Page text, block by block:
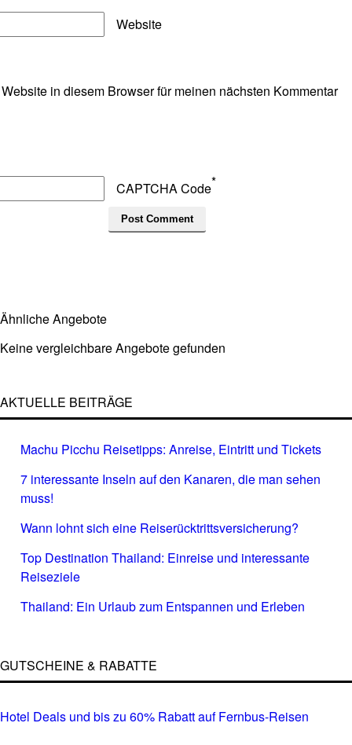
Website
in diesem Browser für meinen nächsten Kommentar
CAPTCHA Code*
Ähnliche Angebote
Keine vergleichbare Angebote gefunden
AKTUELLE BEITRÄGE
Machu Picchu Reisetipps: Anreise, Eintritt und Tickets
7 interessante Inseln auf den Kanaren, die man sehen
muss!
Wann lohnt sich eine Reiserücktrittsversicherung?
Top Destination Thailand: Einreise und interessante
Reiseziele
Thailand: Ein Urlaub zum Entspannen und Erleben
GUTSCHEINE & RABATTE
Hotel Deals und bis zu 60% Rabatt auf Fernbus-Reisen